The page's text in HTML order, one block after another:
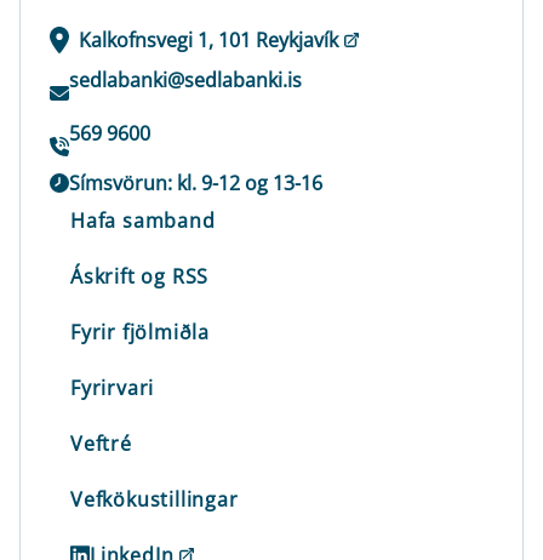
Kalkofnsvegi 1, 101 Reykjavík
sedlabanki@sedlabanki.is
569 9600
Símsvörun: kl. 9-12 og 13-16
Hafa samband
Áskrift og RSS
Fyrir fjölmiðla
Fyrirvari
Veftré
Vefkökustillingar